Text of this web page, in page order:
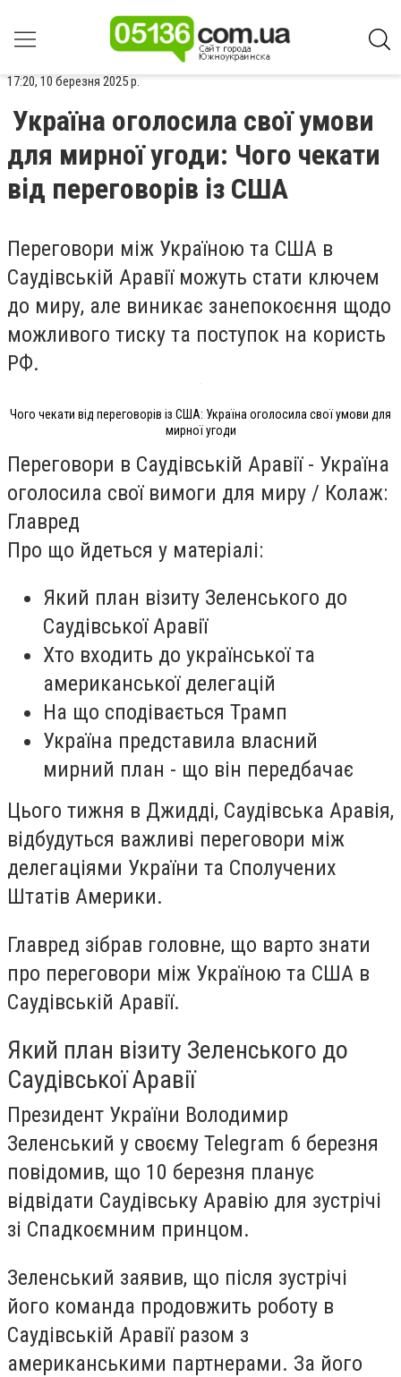
17:20, 10 березня 2025 р.
Україна оголосила свої умови
для мирної угоди: Чого чекати
від переговорів із США
Переговори між Україною та США в
Саудівській Аравії можуть стати ключем
до миру, але виникає занепокоєння щодо
можливого тиску та поступок на користь
РФ.
Чого чекати від переговорів із США: Україна оголосила свої умови для
мирної угоди
Переговори в Саудівській Аравії - Україна
оголосила свої вимоги для миру / Колаж:
Главред
Про що йдеться у матеріалі:
Який план візиту Зеленського до
Саудівської Аравії
Хто входить до української та
американської делегацій
На що сподівається Трамп
Україна представила власний
мирний план - що він передбачає
Цього тижня в Джидді, Саудівська Аравія,
відбудуться важливі переговори між
делегаціями України та Сполучених
Штатів Америки.
Главред зібрав головне, що варто знати
про переговори між Україною та США в
Саудівській Аравії.
Який план візиту Зеленського до
Саудівської Аравії
Президент України Володимир
Зеленський у своєму Telegram 6 березня
повідомив, що 10 березня планує
відвідати Саудівську Аравію для зустрічі
зі Спадкоємним принцом.
Зеленський заявив, що після зустрічі
його команда продовжить роботу в
Саудівській Аравії разом з
американськими партнерами. За його